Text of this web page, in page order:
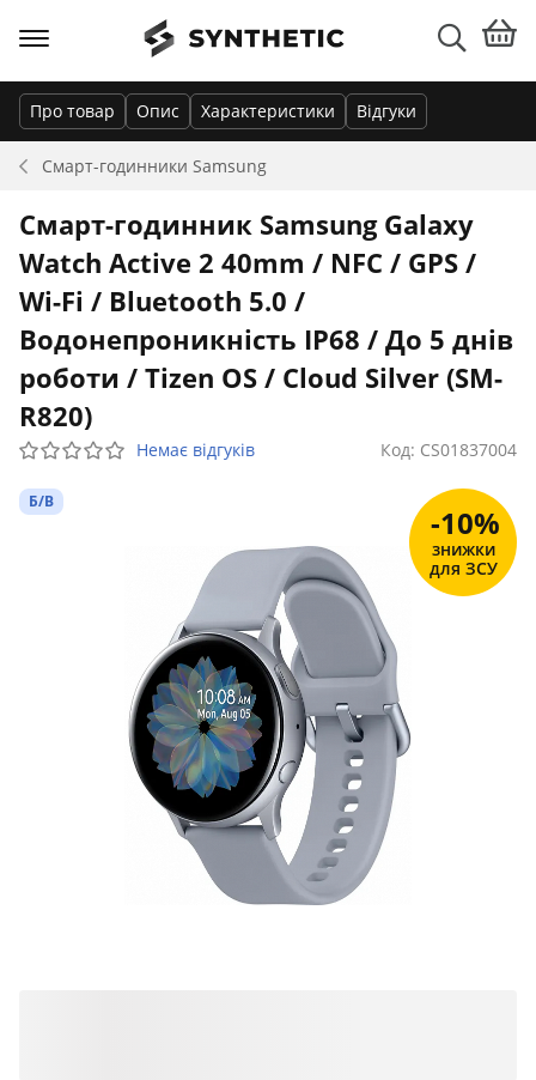
Смарт-годинники Samsung
Про товар Опис Характеристики Відгуки
Смарт-годинник Samsung Galaxy
Watch Active 2 40mm / NFC / GPS /
Wi-Fi / Bluetooth 5.0 /
Водонепроникність IP68 / До 5 днів
роботи / Tizen OS / Cloud Silver (SM-
R820)
Немає відгуків Код: CS01837004
Б/В
-10%
знижки
для ЗСУ